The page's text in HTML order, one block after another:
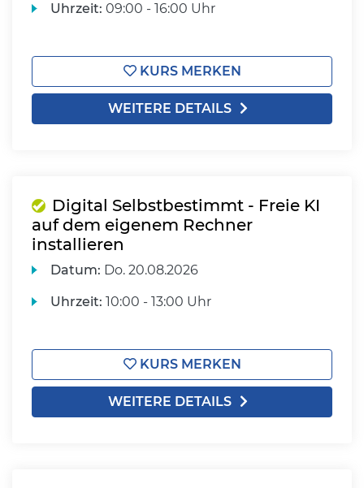
Uhrzeit: 09:00 - 16:00 Uhr
KURS MERKEN
WEITERE DETAILS
Digital Selbstbestimmt - Freie KI
auf dem eigenem Rechner
installieren
Datum: Do. 20.08.2026
Uhrzeit: 10:00 - 13:00 Uhr
KURS MERKEN
WEITERE DETAILS